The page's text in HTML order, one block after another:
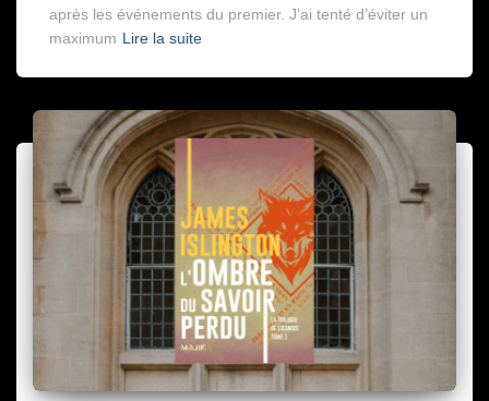
après les événements du premier. J’ai tenté d’éviter un
maximum Lire la suite